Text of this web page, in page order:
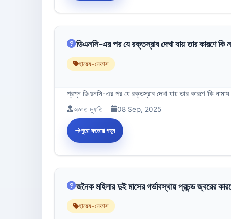
ডিএনসি-এর পর যে রক্তস্রাব দেখা যায় তার কারণে কি
হায়েয-নেফাস
প্রশ্ন ডিএনসি-এর পর যে রক্তস্রাব দেখা যায় তার কারণে কি
অজ্ঞাত মুফতি 08 Sep, 2025
পুরো ফতোয়া পড়ুন
জনৈক মহিলার দুই মাসের গর্ভাবস্থায় প্রচন্ড জ্বরের
হায়েয-নেফাস